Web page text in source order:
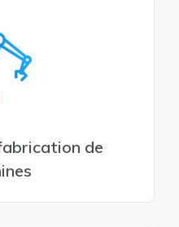
de